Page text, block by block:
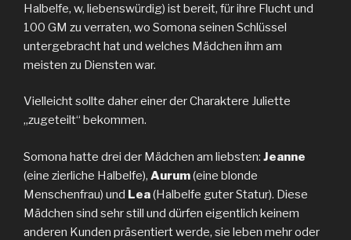
Halbelfe, w, liebenswürdig) ist bereit, für ihre Flucht und
100 GM zu verraten, wo Somona seinen Schlüssel
untergebracht hat und welches Mädchen ihm am
meisten zu Diensten war.
Vielleicht sollte daher einer der Charaktere Juliette
„zugeteilt“ bekommen.
Somona hatte drei der Mädchen am liebsten: Jeanne
(eine zierliche Halbelfe), Aurum(eine blonde
Menschenfrau) und Lea(Halbelfe guter Statur). Diese
Mädchen sind sehr still und dürfen eigentlich keinem
anderen Kunden präsentiert werde, sie leben mehr oder